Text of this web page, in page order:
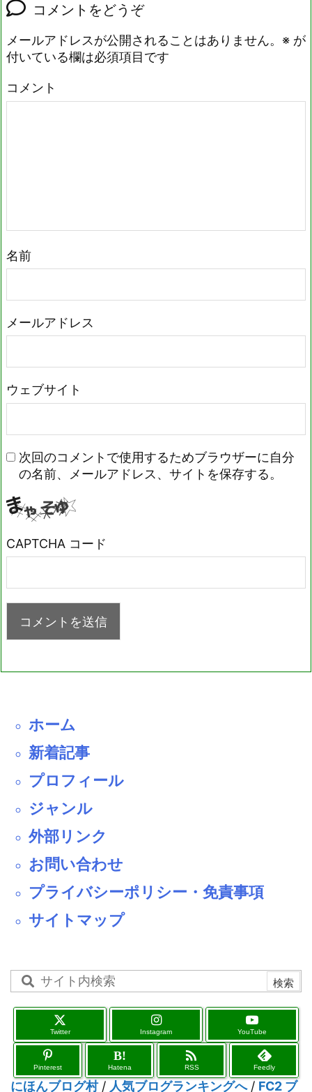
コメントをどうぞ
メールアドレスが公開されることはありません。 ※ が
付いている欄は必須項目です
コメント
名前
メールアドレス
ウェブサイト
次回のコメントで使用するためブラウザーに自分
の名前、メールアドレス、サイトを保存する。
CAPTCHA コード
ホーム
新着記事
プロフィール
ジャンル
外部リンク
お問い合わせ
プライバシーポリシー・免責事項
サイトマップ
Twitter Instagram YouTube
Pinterest
B!
Hatena

RSS Feedly
にほんブログ村/ 人気ブログランキングへ/ FC2 ブ